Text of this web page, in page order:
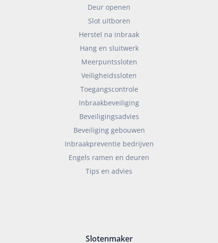
Deur openen
Slot uitboren
Herstel na inbraak
Hang en sluitwerk
Meerpuntssloten
Veiligheidssloten
Toegangscontrole
Inbraakbeveiliging
Beveiligingsadvies
Beveiliging gebouwen
Inbraakpreventie bedrijven
Engels ramen en deuren
Tips en advies
Slotenmaker